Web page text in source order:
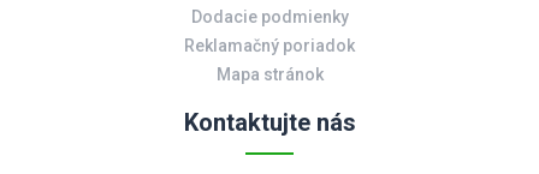
Dodacie podmienky
Reklamačný poriadok
Mapa stránok
Kontaktujte nás